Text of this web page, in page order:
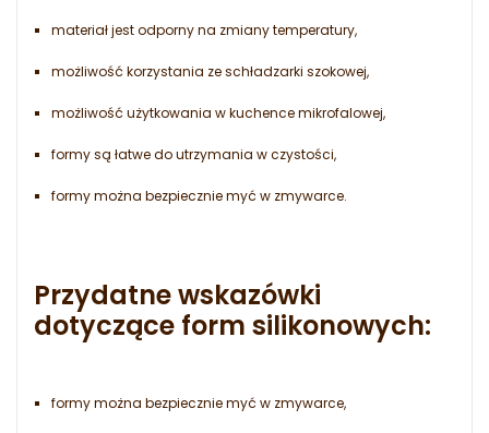
materiał jest odporny na zmiany temperatury,
możliwość korzystania ze schładzarki szokowej,
możliwość użytkowania w kuchence mikrofalowej,
formy są łatwe do utrzymania w czystości,
formy można bezpiecznie myć w zmywarce.
Przydatne wskazówki
dotyczące form silikonowych:
formy można bezpiecznie myć w zmywarce,